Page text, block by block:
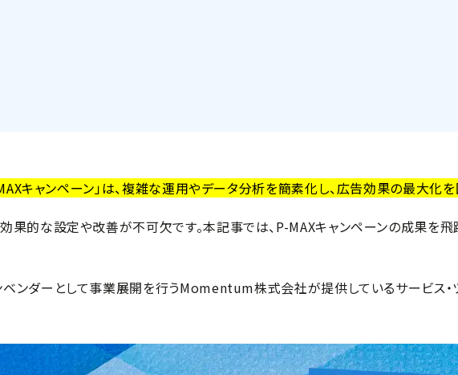
キャンペーン」は、複雑な運用やデータ分析を簡素化し、広告効果の最大化
果的な設定や改善が不可欠です。本記事では、P-MAXキャンペーンの成果を
ンダーとして事業展開を行うMomentum株式会社が提供しているサービス・